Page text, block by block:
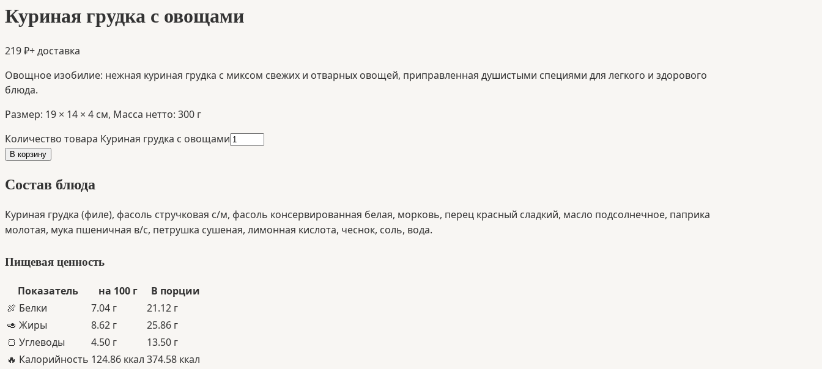
Куриная грудка с овощами
219 ₽+ доставка
Овощное изобилие: нежная куриная грудка с миксом свежих и отварных овощей, приправленная душистыми специями для легкого и здорового
блюда.
Размер: 19 × 14 × 4 см, Масса нетто: 300 г
Количество товара Куриная грудка с овощами
В корзину
Состав блюда
Куриная грудка (филе), фасоль стручковая с/м, фасоль консервированная белая, морковь, перец красный сладкий, масло подсолнечное, паприка
молотая, мука пшеничная в/с, петрушка сушеная, лимонная кислота, чеснок, соль, вода.
Пищевая ценность
Показатель на 100 г
В порции
🍖 Белки
7.04 г
21.12 г
🥑 Жиры
8.62 г
25.86 г
🍞 Углеводы
4.50 г
13.50 г
🔥 Калорийность 124.86 ккал 374.58 ккал